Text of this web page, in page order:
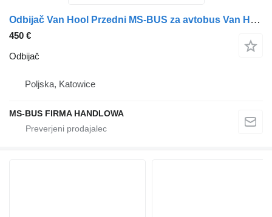
Odbijač Van Hool Przedni MS-BUS za avtobus Van Hool T9 CL
450 €
Odbijač
Poljska, Katowice
MS-BUS FIRMA HANDLOWA